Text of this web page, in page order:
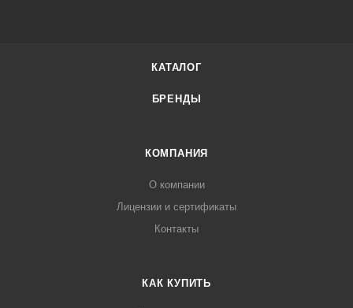
КАТАЛОГ
БРЕНДЫ
КОМПАНИЯ
О компании
Лицензии и сертификаты
Контакты
КАК КУПИТЬ